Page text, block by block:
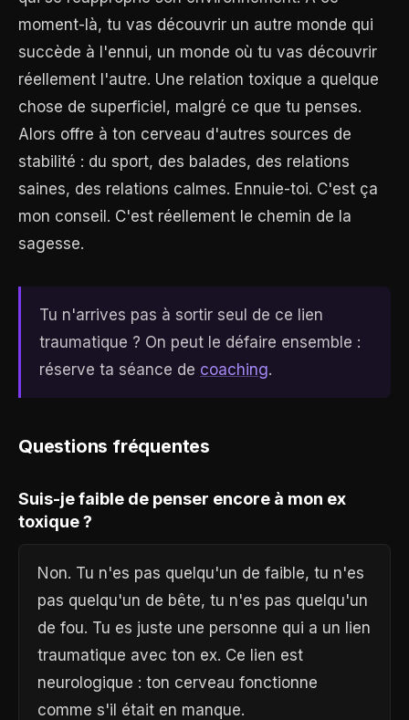
moment-là, tu vas découvrir un autre monde qui
succède à l'ennui, un monde où tu vas découvrir
réellement l'autre. Une relation toxique a quelque
chose de superficiel, malgré ce que tu penses.
Alors offre à ton cerveau d'autres sources de
stabilité : du sport, des balades, des relations
saines, des relations calmes. Ennuie-toi. C'est ça
mon conseil. C'est réellement le chemin de la
sagesse.
Tu n'arrives pas à sortir seul de ce lien
traumatique ? On peut le défaire ensemble :
réserve ta séance de coaching.
Questions fréquentes
Suis-je faible de penser encore à mon ex
toxique ?
Non. Tu n'es pas quelqu'un de faible, tu n'es
pas quelqu'un de bête, tu n'es pas quelqu'un
de fou. Tu es juste une personne qui a un lien
traumatique avec ton ex. Ce lien est
neurologique : ton cerveau fonctionne
comme s'il était en manque.